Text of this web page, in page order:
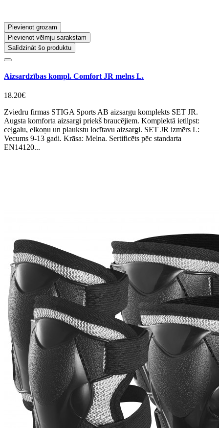
Pievienot grozam
Pievienot vēlmju sarakstam
Salīdzināt šo produktu
Aizsardzības kompl. Comfort JR melns L.
18.20€
Zviedru firmas STIGA Sports AB aizsargu komplekts SET JR.
Augsta komforta aizsargi priekš braucējiem. Komplektā ietilpst:
ceļgalu, elkoņu un plaukstu locītavu aizsargi. SET JR izmērs L:
Vecums 9-13 gadi. Krāsa: Melna. Sertificēts pēc standarta
EN14120...